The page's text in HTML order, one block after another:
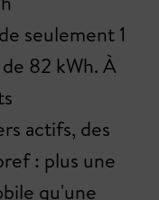
seulement 1
82 kWh. À
actifs, des
: plus une
qu'une